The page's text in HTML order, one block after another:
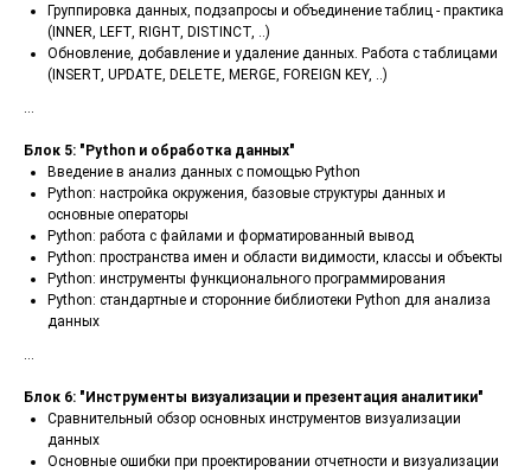
Группировка данных, подзапросы и объединение таблиц - практика
(INNER, LEFT, RIGHT, DISTINCT, ..)
Обновление, добавление и удаление данных. Работа с таблицами
(INSERT, UPDATE, DELETE, MERGE, FOREIGN KEY, ..)
...
Блок 5: "Python и обработка данных"
Введение в анализ данных с помощью Python
Python: настройка окружения, базовые структуры данных и
основные операторы
Python: работа с файлами и форматированный вывод
Python: пространства имен и области видимости, классы и объекты
Python: инструменты функционального программирования
Python: стандартные и сторонние библиотеки Python для анализа
данных
...
Блок 6: "Инструменты визуализации и презентация аналитики"
Сравнительный обзор основных инструментов визуализации
данных
Основные ошибки при проектировании отчетности и визуализации